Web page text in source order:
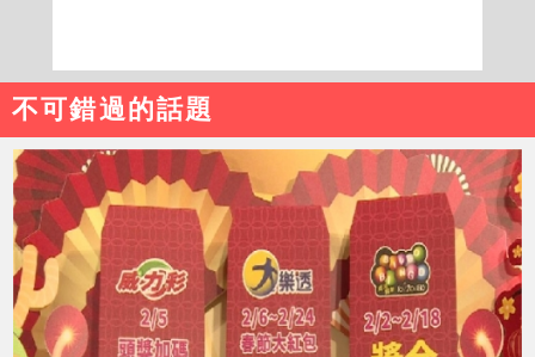
不可錯過的話題